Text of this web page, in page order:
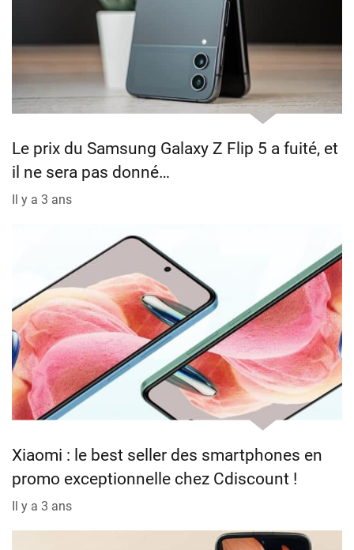
Le prix du Samsung Galaxy Z Flip 5 a fuité, et
il ne sera pas donné…
Il y a 3 ans
Xiaomi : le best seller des smartphones en
promo exceptionnelle chez Cdiscount !
Il y a 3 ans